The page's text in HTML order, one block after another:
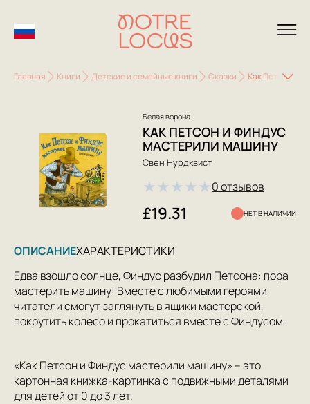
Главная Книги Детские и семейные книги Сказки Как Петсон и
Белая ворона
КАК ПЕТСОН И ФИНДУС
МАСТЕРИЛИ МАШИНУ
Свен Нурдквист
★★★★★0 отзывов
£19.31 НЕТ В НАЛИЧИИ
ОПИСАНИЕХАРАКТЕРИСТИКИ
Едва взошло солнце, Финдус разбудил Петсона: пора
мастерить машину! Вместе с любимыми героями
читатели смогут заглянуть в ящики мастерской,
покрутить колесо и прокатиться вместе с Финдусом.
«Как Петсон и Финдус мастерили машину» – это
картонная книжка-картинка с подвижными деталями
для детей от 0 до 3 лет.